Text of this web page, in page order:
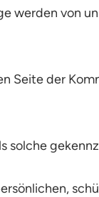
werden von
Seite der
solche